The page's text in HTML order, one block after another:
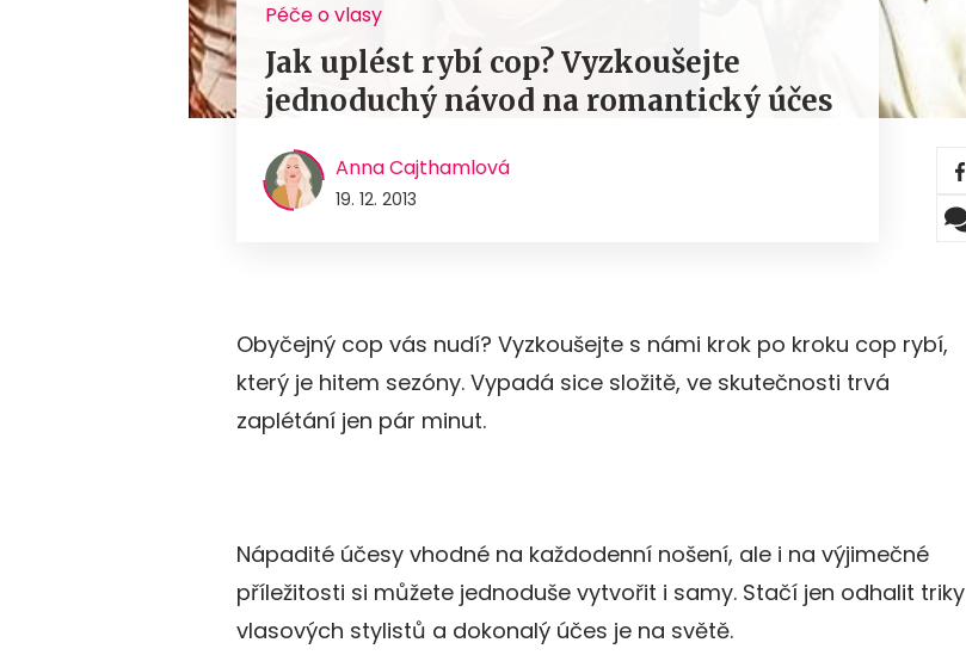
Péče o vlasy
Jak uplést rybí cop? Vyzkoušejte
jednoduchý návod na romantický účes
Anna Cajthamlová
19. 12. 2013
Obyčejný cop vás nudí? Vyzkoušejte s námi krok po kroku cop rybí,
který je hitem sezóny. Vypadá sice složitě, ve skutečnosti trvá
zaplétání jen pár minut.
Nápadité účesy vhodné na každodenní nošení, ale i na výjimečné
příležitosti si můžete jednoduše vytvořit i samy. Stačí jen odhalit triky
vlasových stylistů a dokonalý účes je na světě.